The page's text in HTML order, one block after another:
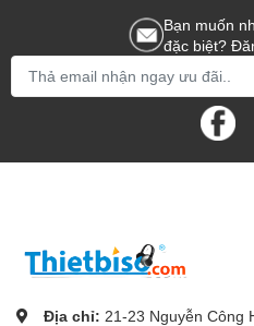
Bạn muốn
đặc biệt?
Địa chỉ: 21-23 Nguyễn Công